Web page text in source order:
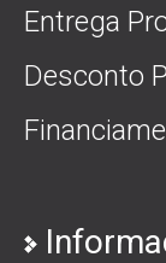
Entrega
Desconto